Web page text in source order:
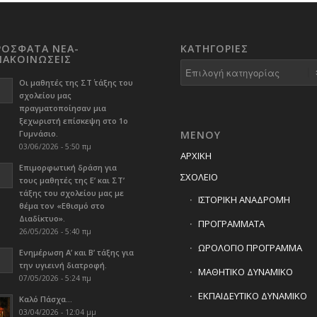
ΝΕΑ-
Οι μαθητές της ΣΤ΄ τάξης του
σχολείου μας
πραγματοποίησαν μια
ξεχωριστή επίσκεψη στο 1ο
Γυμνάσιο.
03/06/2026 - 5:50 πμ
Επιμορφωτική δράση για
τους μαθητές της Ε’ και ΣΤ’
τάξης του σχολείου μας με
θέμα τον «Εθισμό στο
Διαδίκτυο».
26/05/2026 - 5:40 πμ
Ενημέρωση Α’ και Β’ τάξης για
την υγιεινή διατροφή.
07/05/2026 - 5:24 πμ
Καλό Πάσχα…
03/04/2026 - 12:04 μμ
KΑΤΗΓΟΡΊΕΣ
ΜΕΝΟΥ
ΑΡΧΙΚΗ
ΣΧΟΛΕΙΟ
ΙΣΤΟΡΙΚΗ ΑΝΑΔΡΟΜΗ
ΠΡΟΓΡΑΜΜΑΤΑ
ΩΡΟΛΟΓΙΟ ΠΡΟΓΡΑΜΜΑ
ΜΑΘΗΤΙΚΟ ΔΥΝΑΜΙΚΟ
ΕΚΠΑΙΔΕΥΤΙΚΟ ΔΥΝΑΜΙΚΟ